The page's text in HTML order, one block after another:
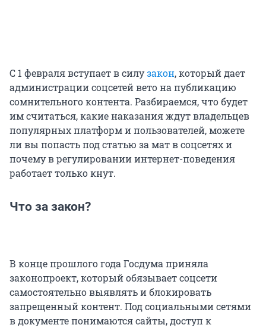
С 1 февраля вступает в силузакон, который дает
администрации соцсетей вето на публикацию
сомнительного контента. Разбираемся, что будет
им считаться, какие наказания ждут владельцев
популярных платформ и пользователей, можете
ли вы попасть под статью за мат в соцсетях и
почему в регулировании интернет-поведения
работает только кнут.
Что за закон?
В конце прошлого года Госдума приняла
законопроект, который обязывает соцсети
самостоятельно выявлять и блокировать
запрещенный контент. Под социальными сетями
в документе понимаются сайты, доступ к